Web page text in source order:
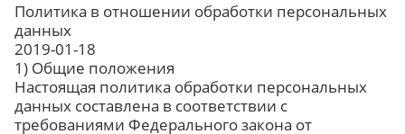
Политика в отношении обработки персональных
данных
2019-01-18
1) Общие положения
Настоящая политика обработки персональных
данных составлена в соответствии с
требованиями Федерального закона от